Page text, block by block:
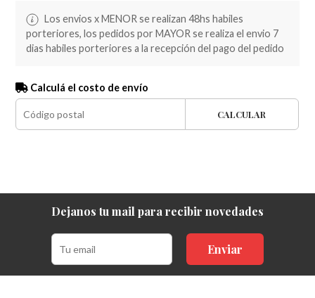
Los envios x MENOR se realizan 48hs habiles
porteriores, los pedidos por MAYOR se realiza el envio 7
dias habiles porteriores a la recepción del pago del pedido
Calculá el costo de envío
CALCULAR
Dejanos tu mail para recibir novedades
Enviar